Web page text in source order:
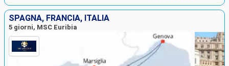
SPAGNA, FRANCIA, ITALIA
5 giorni, MSC Euribia